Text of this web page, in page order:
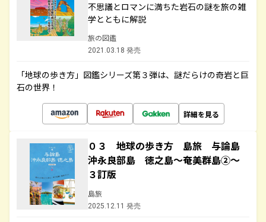
不思議とロマンに満ちた岩石の謎を旅の雑
学とともに解説
旅の図鑑
2021.03.18 発売
「地球の歩き方」図鑑シリーズ第３弾は、謎だらけの奇岩と巨
石の世界！
詳細を見る
０３ 地球の歩き方 島旅 与論島
沖永良部島 徳之島～奄美群島②～
３訂版
島旅
2025.12.11 発売